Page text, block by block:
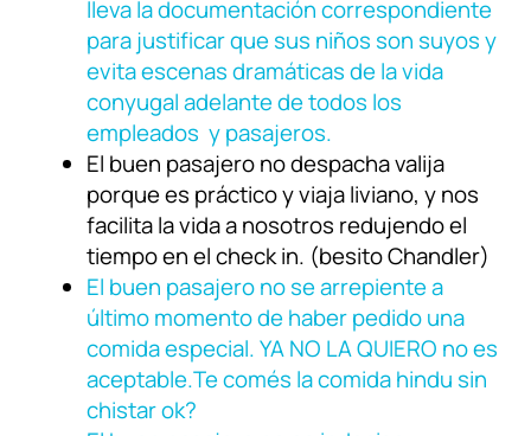
lleva la documentación correspondiente
para justificar que sus niños son suyos y
evita escenas dramáticas de la vida
conyugal adelante de todos los
empleados y pasajeros.
El buen pasajero no despacha valija
porque es práctico y viaja liviano, y nos
facilita la vida a nosotros redujendo el
tiempo en el check in. (besito Chandler)
El buen pasajero no se arrepiente a
último momento de haber pedido una
comida especial. YA NO LA QUIERO no es
aceptable.Te comés la comida hindu sin
chistar ok?